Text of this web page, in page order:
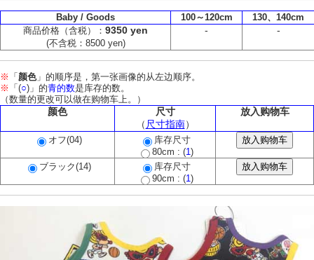
Baby / Goods 100～120cm
130、140cm
商品价格（含税）： 9350 yen
(不含税：8500 yen)
- -
※ 「 颜色」的顺序是，第一张画像的从左边顺序。
※ 「(○)」的青的数是库存的数。
（数量的更改可以做在购物车上。）
颜色
尺寸
（ 尺寸指南）
放入购物车
オフ(04)
库存尺寸
80cm : (1)
ブラック(14)
库存尺寸
90cm : (1)